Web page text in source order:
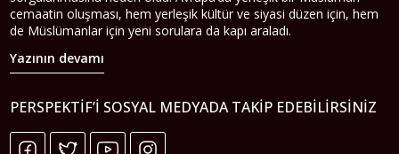
cemaatin oluşması, hem yerleşik kültür ve siyasi düzen için, hem
de Müslümanlar için yeni sorulara da kapı araladı.
Yazının devamı
PERSPEKTIF’I SOSYAL MEDYADA TAKIP EDEBILIRSINIZ